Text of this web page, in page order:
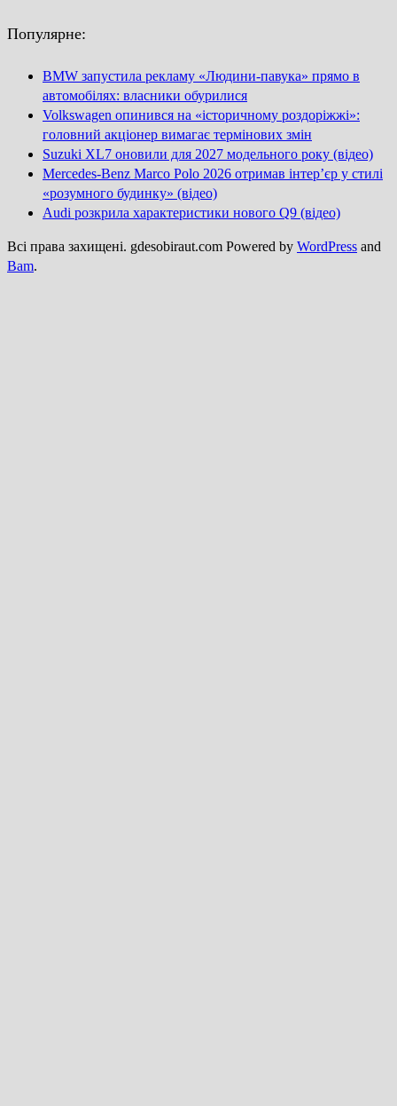
Популярне:
BMW запустила рекламу «Людини-павука» прямо в
автомобілях: власники обурилися
Volkswagen опинився на «історичному роздоріжжі»:
головний акціонер вимагає термінових змін
Suzuki XL7 оновили для 2027 модельного року (відео)
Mercedes-Benz Marco Polo 2026 отримав інтер’єр у стилі
«розумного будинку» (відео)
Audi розкрила характеристики нового Q9 (відео)
Всі права захищені. gdesobiraut.com Powered by WordPress and
Bam.